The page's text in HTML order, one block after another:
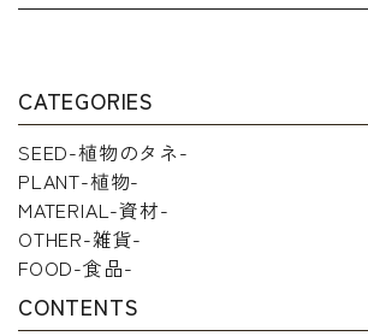
CATEGORIES
SEED-植物のタネ-
PLANT-植物-
MATERIAL-資材-
OTHER-雑貨-
FOOD-食品-
CONTENTS